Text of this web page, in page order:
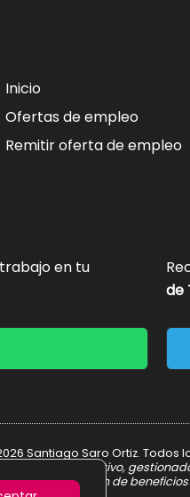
Inicio
Ofertas de empleo
Remitir oferta de empleo
en tu
de
Santiago Saro Ortiz. Todos
y divulgativo,
obtención de